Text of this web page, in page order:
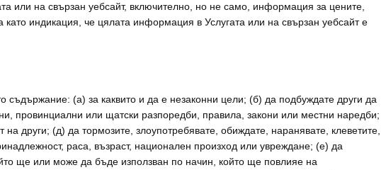
на свързан уебсайт, включително, но не само, информация за цените,
индикация, че цялата информация в Услугата или на свързан уебсайт е
съдържание: (а) за каквито и да е незаконни цели; (б) да подбуждате други да
провинциални или щатски разпоредби, правила, закони или местни наредби;
други; (д) да тормозите, злоупотребявате, обиждате, наранявате, клеветите,
раса, възраст, национален произход или увреждане; (е) да
ще или може да бъде използван по начин, който ще повлияе на